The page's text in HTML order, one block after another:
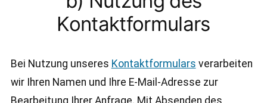
Kontaktformulars
Bei Nutzung unseres Kontaktformulars verarbeiten
wir Ihren Namen und Ihre E-Mail-Adresse zur
Bearbeitung Ihrer Anfrage. Mit Absenden des